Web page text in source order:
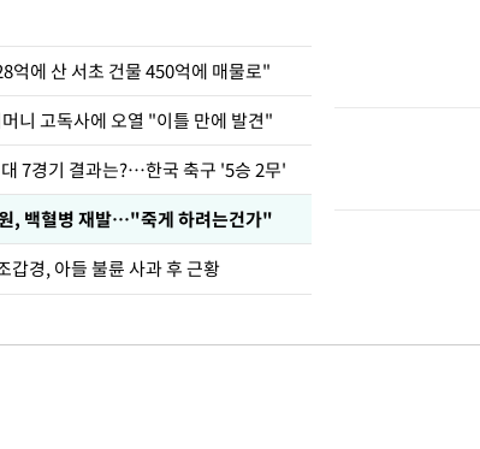
억에 산 서초 건물 450억에 매물로"
니 고독사에 오열 "이틀 만에 발견"
7경기 결과는?…한국 축구 '5승 2무'
, 백혈병 재발…"죽게 하려는건가"
경, 아들 불륜 사과 후 근황